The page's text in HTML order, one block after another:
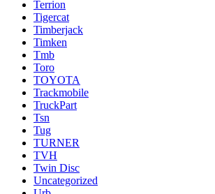
Terrion
Tigercat
Timberjack
Timken
Tmb
Toro
TOYOTA
Trackmobile
TruckPart
Tsn
Tug
TURNER
TVH
Twin Disc
Uncategorized